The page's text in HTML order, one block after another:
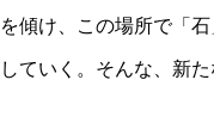
傾け、この場所で「
ていく。そんな、新た